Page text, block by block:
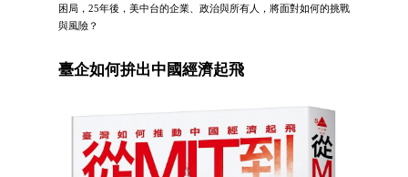
困局，25年後，美中台的企業、政治與所有人，將面對如何的挑戰
與風險？
臺企如何拚出中國經濟起飛